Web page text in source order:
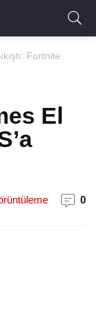
Fortnite
El
0